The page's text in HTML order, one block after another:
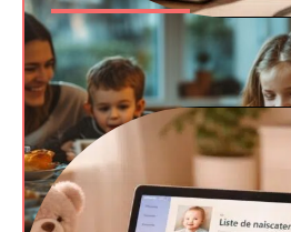
ENFANT
Prénom arabe pour un homme :
votre choix